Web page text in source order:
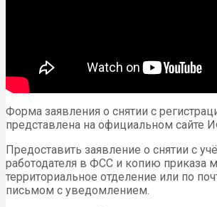
Форма заявления о снятии с
представлена на официальном сайте
Предоставить заявление о снятии с
работодателя в ФСС и копию приказа
территориальное отделение или по
письмом с уведомлением.